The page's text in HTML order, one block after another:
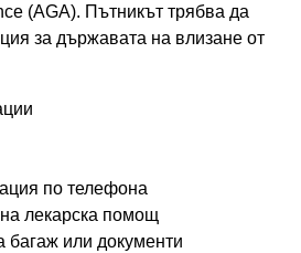
(AGA). Пътникът трябва да
за държавата на влизане от
по телефона
лекарска помощ
багаж или документи